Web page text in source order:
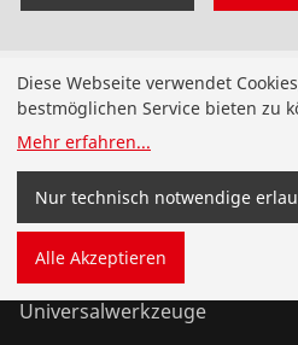
Produkte
Installation
Wartung
Kälte- und Klimatechnik
Universalwerkzeuge
Diese Webseite verwendet
bestmöglichen Service bieten zu
Mehr erfahren...
Nur technisch notwendige
Alle Akzeptieren